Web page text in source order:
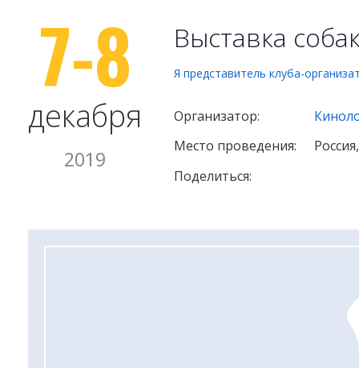
7-8
декабря
2019
Выставка
Я представитель клуба-
Организатор:
Место проведения:
Поделиться: